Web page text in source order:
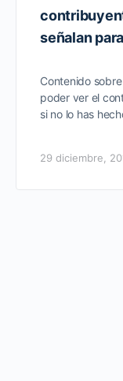
señalan
Contenido
poder ver el
si no lo has
29 diciembre,